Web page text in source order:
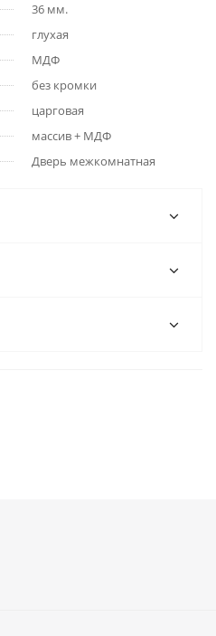
36 мм.
глухая
МДФ
без кромки
царговая
массив + МДФ
Дверь межкомнатная